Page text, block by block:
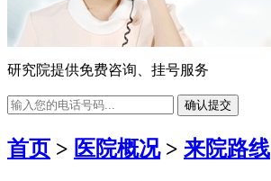
研究院提供免费咨询、挂号服务
确认提交
首页 > 医院概况> 来院路线